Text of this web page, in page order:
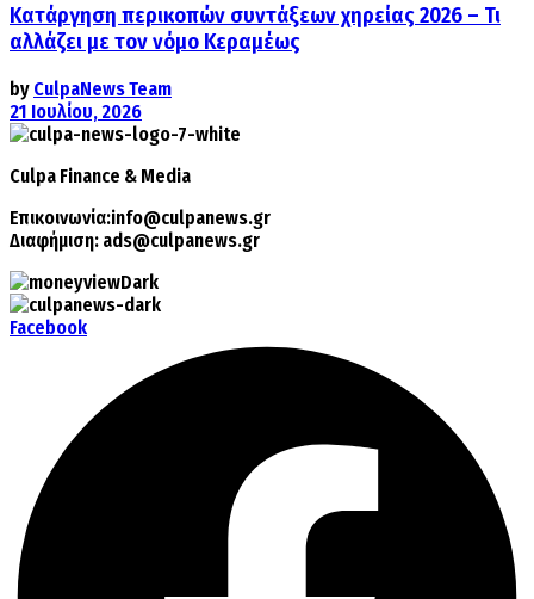
Κατάργηση περικοπών συντάξεων χηρείας 2026 – Τι
αλλάζει με τον νόμο Κεραμέως
by CulpaNews Team
21 Ιουλίου, 2026
Culpa Finance & Media
Επικοινωνία:info@culpanews.gr
Διαφήμιση: ads@culpanews.gr
Facebook